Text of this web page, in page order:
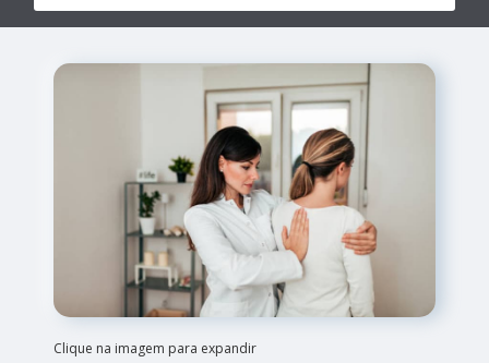
Clique na imagem para expandir